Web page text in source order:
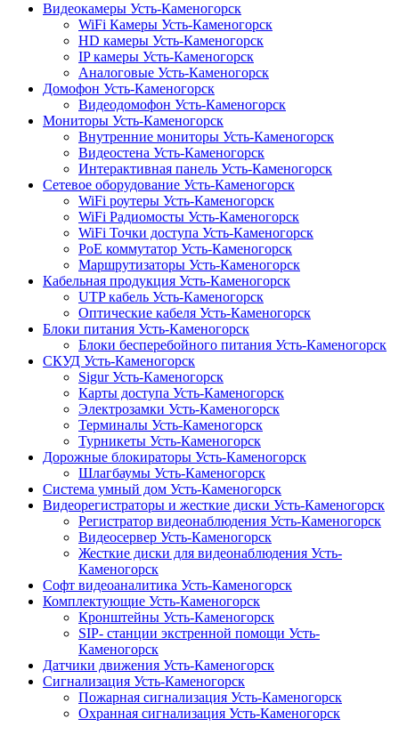
Видеокамеры Усть-Каменогорск
WiFi Камеры Усть-Каменогорск
HD камеры Усть-Каменогорск
IP камеры Усть-Каменогорск
Аналоговые Усть-Каменогорск
Домофон Усть-Каменогорск
Видеодомофон Усть-Каменогорск
Мониторы Усть-Каменогорск
Внутренние мониторы Усть-Каменогорск
Видеостена Усть-Каменогорск
Интерактивная панель Усть-Каменогорск
Сетевое оборудование Усть-Каменогорск
WiFi роутеры Усть-Каменогорск
WiFi Радиомосты Усть-Каменогорск
WiFi Точки доступа Усть-Каменогорск
PoE коммутатор Усть-Каменогорск
Маршрутизаторы Усть-Каменогорск
Кабельная продукция Усть-Каменогорск
UTP кабель Усть-Каменогорск
Оптические кабеля Усть-Каменогорск
Блоки питания Усть-Каменогорск
Блоки бесперебойного питания Усть-Каменогорск
СКУД Усть-Каменогорск
Sigur Усть-Каменогорск
Карты доступа Усть-Каменогорск
Электрозамки Усть-Каменогорск
Терминалы Усть-Каменогорск
Турникеты Усть-Каменогорск
Дорожные блокираторы Усть-Каменогорск
Шлагбаумы Усть-Каменогорск
Система умный дом Усть-Каменогорск
Видеорегистраторы и жесткие диски Усть-Каменогорск
Регистратор видеонаблюдения Усть-Каменогорск
Видеосервер Усть-Каменогорск
Жесткие диски для видеонаблюдения Усть-
Каменогорск
Софт видеоаналитика Усть-Каменогорск
Комплектующие Усть-Каменогорск
Кронштейны Усть-Каменогорск
SIP- станции экстренной помощи Усть-
Каменогорск
Датчики движения Усть-Каменогорск
Сигнализация Усть-Каменогорск
Пожарная сигнализация Усть-Каменогорск
Охранная сигнализация Усть-Каменогорск